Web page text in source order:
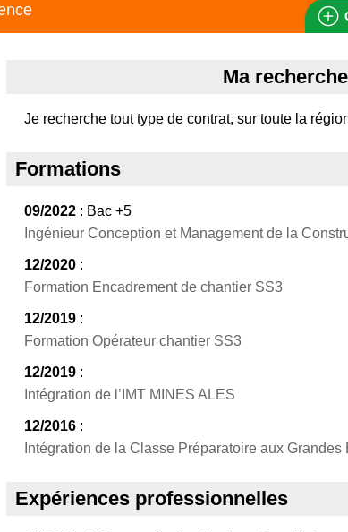
Ma recherche
Je recherche tout type de contrat, sur toute la
Formations
09/2022 : Bac +5
Ingénieur Conception et Management de la
12/2020 :
Formation Encadrement de chantier SS3
12/2019 :
Formation Opérateur chantier SS3
12/2019 :
Intégration de l’IMT MINES ALES
12/2016 :
Intégration de la Classe Préparatoire aux Grandes
Expériences professionnelles